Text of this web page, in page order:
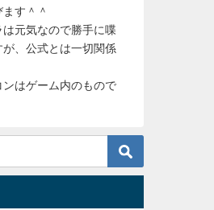
す＾＾
元気なので勝手に喋
、公式とは一切関係
ンはゲーム内のもので